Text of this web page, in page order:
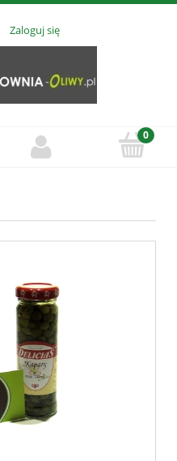
Zaloguj się